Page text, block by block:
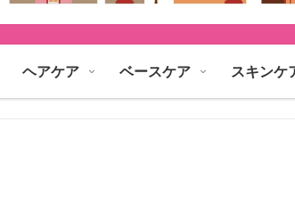
ヘアケア ベースケア スキンケ